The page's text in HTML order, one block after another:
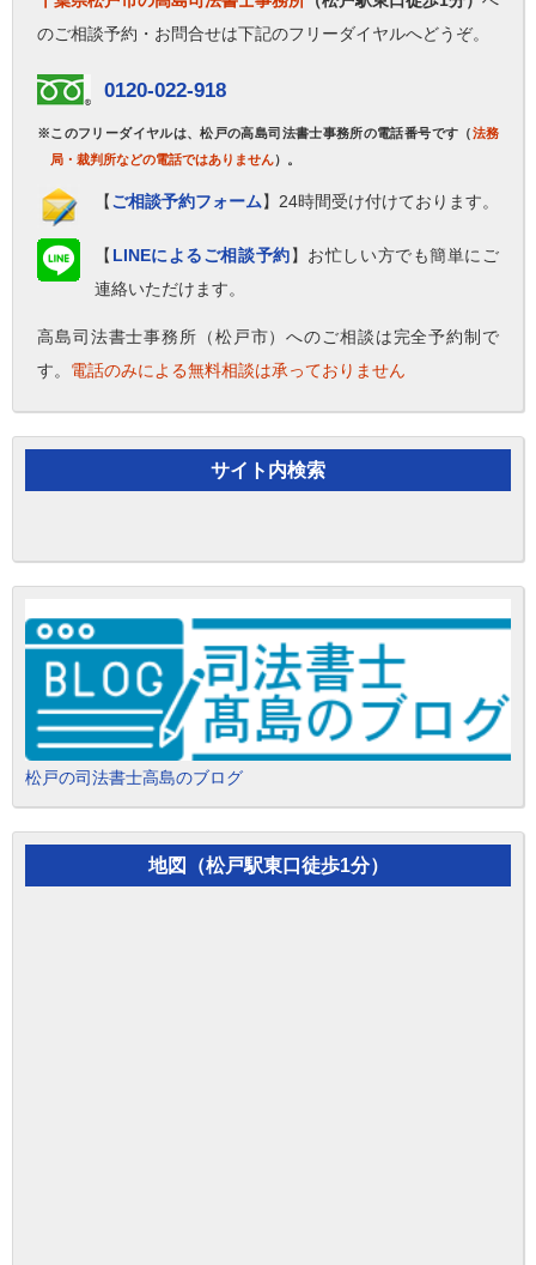
のご相談予約・お問合せは下記のフリーダイヤルへどうぞ。
0120-022-918
※このフリーダイヤルは、松戸の高島司法書士事務所の電話番号です（法務
局・裁判所などの電話ではありません）。
【ご相談予約フォーム】24時間受け付けております。
【 LINEによるご相談予約】お忙しい方でも簡単にご
連絡いただけます。
高島司法書士事務所（松戸市）へのご相談は完全予約制で
す。 電話のみによる無料相談は承っておりません
サイト内検索
松戸の司法書士高島のブログ
地図（松戸駅東口徒歩1分）